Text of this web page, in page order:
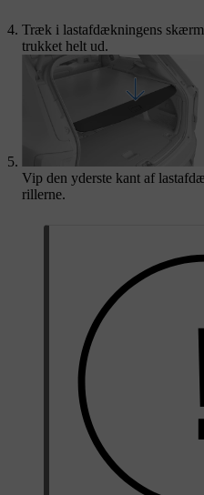
Træk i lastafdækningens
trukket helt ud.
Vip den yderste kant af
rillerne.